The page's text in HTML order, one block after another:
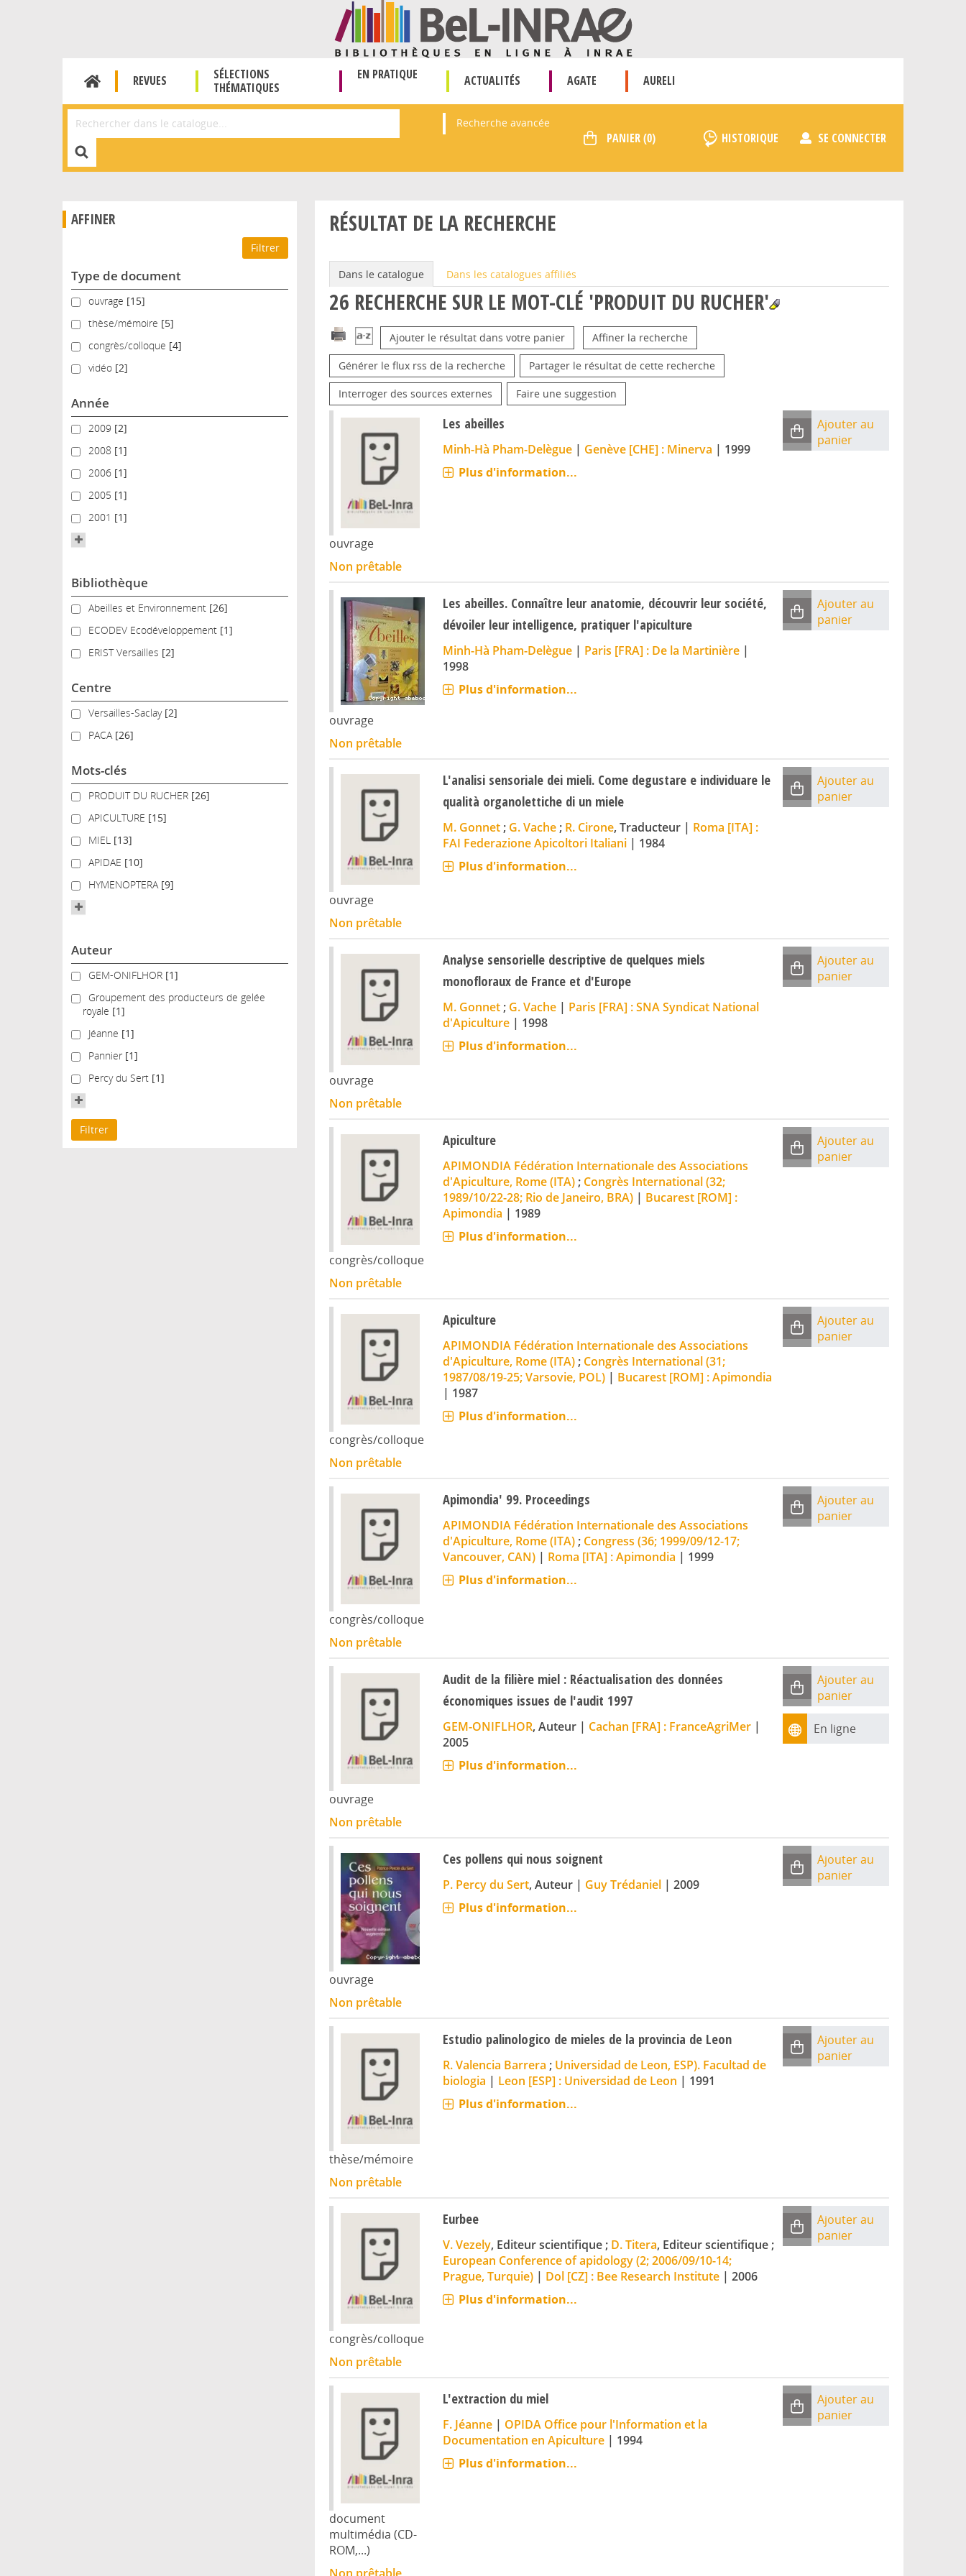
REVUES
SÉLECTIONS
THÉMATIQUES
EN PRATIQUE ACTUALITÉS AGATE AURELI
Affiner la Recherche Recherche avancée
HISTORIQUE SE CONNECTER
AFFINER
Type de document
ouvrageouvrage [15]
thèse/mémoire
thèse/mémoire [5]
congrès/colloque
congrès/colloque [4]
vidéovidéo [2]
Année
20092009 [2]
20082008 [1]
20062006 [1]
20052005 [1]
20012001 [1]
Bibliothèque
Abeilles et Environnement
Abeilles et Environnement [26]
ECODEV Ecodéveloppement
ECODEV Ecodéveloppement [1]
ERIST Versailles
ERIST Versailles [2]
Centre
Versailles-Saclay
Versailles-Saclay [2]
PACAPACA [26]
Mots-clés
PRODUIT DU RUCHER
PRODUIT DU RUCHER [26]
APICULTURE
APICULTURE [15]
MIELMIEL [13]
APIDAEAPIDAE [10]
HYMENOPTERA
HYMENOPTERA [9]
Auteur
GEM-ONIFLHOR
GEM-ONIFLHOR [1]
Groupement des producteurs de gelée royale
Groupement des producteurs de gelée
royale [1]
JéanneJéanne [1]
PannierPannier [1]
Percy du Sert
Percy du Sert [1]
RÉSULTAT DE LA RECHERCHE
Dans le catalogue Dans les catalogues affiliés
26 RECHERCHE SUR LE MOT-CLÉ 'PRODUIT DU RUCHER'
Ajouter le résultat dans votre panier Affiner la recherche
Générer le flux rss de la recherche Partager le résultat de cette recherche
Interroger des sources externes Faire une suggestion
ouvrage
Les abeilles
Minh-Hà Pham-Delègue | Genève [CHE] : Minerva | 1999
Plus d'information...
Ajouter au
panier
Non prêtable
ouvrage
Les abeilles. Connaître leur anatomie, découvrir leur société,
dévoiler leur intelligence, pratiquer l'apiculture
Minh-Hà Pham-Delègue | Paris [FRA] : De la Martinière|
1998
Plus d'information...
Ajouter au
panier
Non prêtable
ouvrage
L'analisi sensoriale dei mieli. Come degustare e individuare le
qualità organolettiche di un miele
M. Gonnet; G. Vache; R. Cirone, Traducteur | Roma [ITA] :
FAI Federazione Apicoltori Italiani| 1984
Plus d'information...
Ajouter au
panier
Non prêtable
ouvrage
Analyse sensorielle descriptive de quelques miels
monofloraux de France et d'Europe
M. Gonnet; G. Vache | Paris [FRA] : SNA Syndicat National
d'Apiculture| 1998
Plus d'information...
Ajouter au
panier
Non prêtable
congrès/colloque
Apiculture
APIMONDIA Fédération Internationale des Associations
d'Apiculture, Rome (ITA); Congrès International (32;
1989/10/22-28; Rio de Janeiro, BRA) | Bucarest [ROM] :
Apimondia | 1989
Plus d'information...
Ajouter au
panier
Non prêtable
congrès/colloque
Apiculture
APIMONDIA Fédération Internationale des Associations
d'Apiculture, Rome (ITA); Congrès International (31;
1987/08/19-25; Varsovie, POL) | Bucarest [ROM] : Apimondia
| 1987
Plus d'information...
Ajouter au
panier
Non prêtable
congrès/colloque
Apimondia' 99. Proceedings
APIMONDIA Fédération Internationale des Associations
d'Apiculture, Rome (ITA); Congress (36; 1999/09/12-17;
Vancouver, CAN) | Roma [ITA] : Apimondia | 1999
Plus d'information...
Ajouter au
panier
Non prêtable
ouvrage
Audit de la filière miel : Réactualisation des données
économiques issues de l'audit 1997
GEM-ONIFLHOR, Auteur | Cachan [FRA] : FranceAgriMer|
2005
Plus d'information...
Ajouter au
panier
En ligne
Non prêtable
ouvrage
Ces pollens qui nous soignent
P. Percy du Sert, Auteur | Guy Trédaniel| 2009
Plus d'information...
Ajouter au
panier
Non prêtable
thèse/mémoire
Estudio palinologico de mieles de la provincia de Leon
R. Valencia Barrera ; Universidad de Leon, ESP). Facultad de
biologia | Leon [ESP] : Universidad de Leon | 1991
Plus d'information...
Ajouter au
panier
Non prêtable
congrès/colloque
Eurbee
V. Vezely, Editeur scientifique ; D. Titera, Editeur scientifique ;
European Conference of apidology (2; 2006/09/10-14;
Prague, Turquie) | Dol [CZ] : Bee Research Institute| 2006
Plus d'information...
Ajouter au
panier
Non prêtable
document
multimédia (CD-
ROM,...)
L'extraction du miel
F. Jéanne | OPIDA Office pour l'Information et la
Documentation en Apiculture| 1994
Plus d'information...
Ajouter au
panier